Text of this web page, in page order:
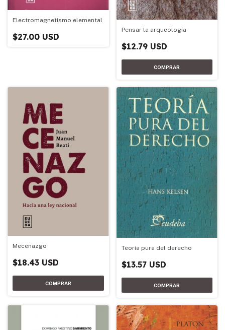
Electromagnetismo elemental
$27.00 USD
Pensar la arqueología
$12.79 USD
Mecenazgo
$18.43 USD
Teoría pura del derecho
$13.57 USD